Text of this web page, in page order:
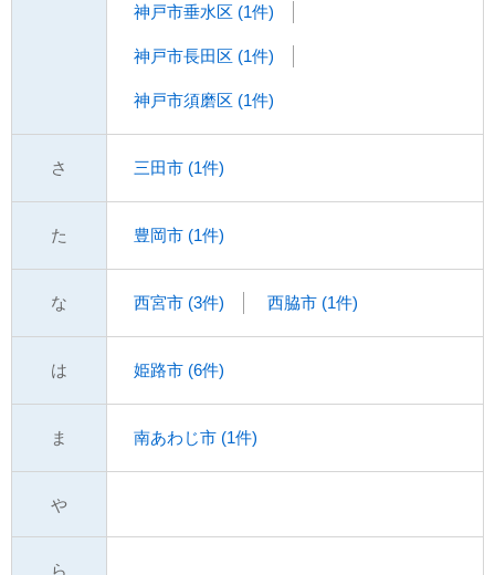
神戸市垂水区 (1件)
神戸市長田区 (1件)
神戸市須磨区 (1件)
さ 三田市 (1件)
た 豊岡市 (1件)
な 西宮市 (3件) 西脇市 (1件)
は 姫路市 (6件)
ま 南あわじ市 (1件)
や
ら